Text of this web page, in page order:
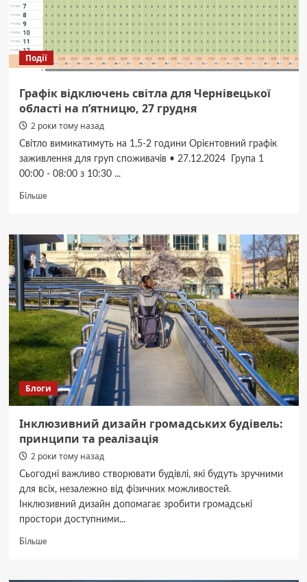
внутрішніх
органів
Події
Графік відключень світла для Чернівецької
області на п’ятницю, 27 грудня
2 роки тому назад
Світло вимикатимуть на 1,5-2 години Орієнтовний графік
заживлення для груп споживачів • 27.12.2024 Група 1
00:00 - 08:00 з 10:30 ...
БільшеДокладніше
відключень
світла
для
Чернівецької
області
на
п’ятницю,
27
грудня
Блоги
Інклюзивний дизайн громадських будівель:
принципи та реалізація
2 роки тому назад
Сьогодні важливо створювати будівлі, які будуть зручними
для всіх, незалежно від фізичних можливостей.
Інклюзивний дизайн допомагає зробити громадські
простори доступними...
БільшеДокладніше
дизайн